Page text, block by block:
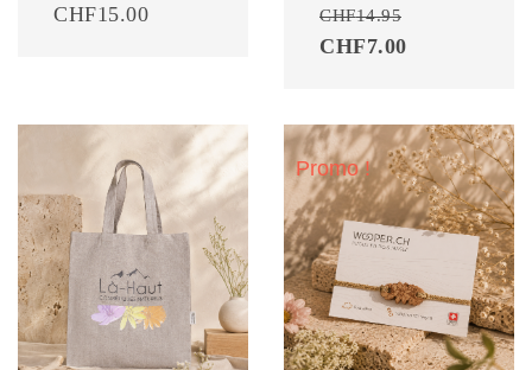
CHF15.00 CHF14.95
CHF7.00
Promo !